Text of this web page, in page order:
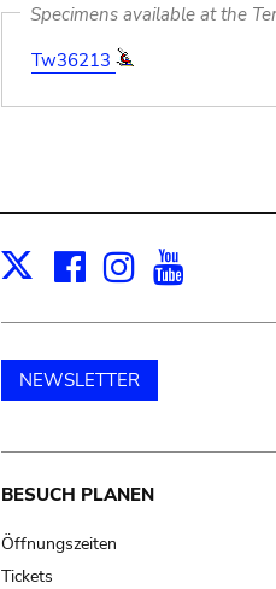
Specimens available at the
Tw36213
X Facebook
Instagram
NEWSLETTER
Main
navigation
BESUCH PLANEN
Öffnungszeiten
Tickets